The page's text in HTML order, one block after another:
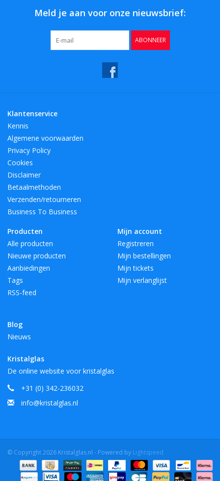
Meld je aan voor onze nieuwsbrief:
ABONNEER
Klantenservice
Kennis
Algemene voorwaarden
Privacy Policy
Cookies
Disclaimer
Betaalmethoden
Verzenden/retourneren
Business To Business
Producten
Alle producten
Nieuwe producten
Aanbiedingen
Tags
RSS-feed
Blog
Nieuws
Mijn account
Registreren
Mijn bestellingen
Mijn tickets
Mijn verlanglijst
Kristalglas
De online website voor kristalglas
+31 (0) 342-236032
info@kristalglas.nl
© Copyright 2026 Kristalglas.nl - Powered by Lightspeed